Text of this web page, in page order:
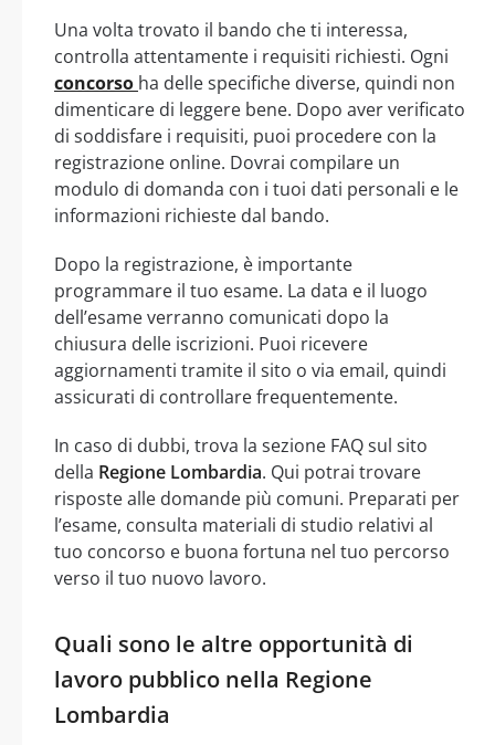
Una volta trovato il bando che ti interessa,
controlla attentamente i requisiti richiesti. Ogni
concorso ha delle specifiche diverse, quindi non
dimenticare di leggere bene. Dopo aver verificato
di soddisfare i requisiti, puoi procedere con la
registrazione online. Dovrai compilare un
modulo di domanda con i tuoi dati personali e le
informazioni richieste dal bando.
Dopo la registrazione, è importante
programmare il tuo esame. La data e il luogo
dell’esame verranno comunicati dopo la
chiusura delle iscrizioni. Puoi ricevere
aggiornamenti tramite il sito o via email, quindi
assicurati di controllare frequentemente.
In caso di dubbi, trova la sezione FAQ sul sito
della Regione Lombardia. Qui potrai trovare
risposte alle domande più comuni. Preparati per
l’esame, consulta materiali di studio relativi al
tuo concorso e buona fortuna nel tuo percorso
verso il tuo nuovo lavoro.
Quali sono le altre opportunità di
lavoro pubblico nella Regione
Lombardia